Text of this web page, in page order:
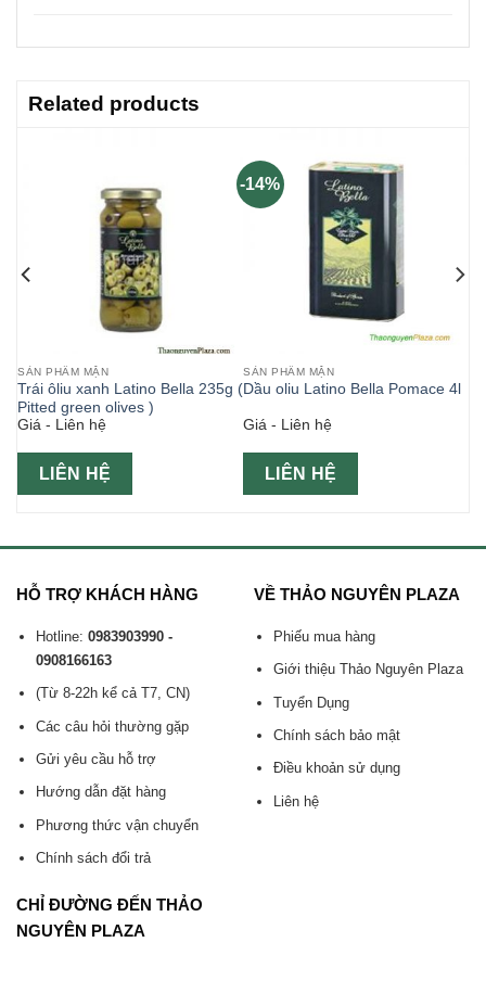
Related products
SẢN PHẨM MẶN
Trái ôliu xanh Latino Bella 235g (
Pitted green olives )
Giá - Liên hệ
LIÊN HỆ
-14%
SẢN PHẨM MẶN
Dầu oliu Latino Bella Pomace 4l
Giá - Liên hệ
LIÊN HỆ
HỖ TRỢ KHÁCH HÀNG
Hotline: 0983903990 -
0908166163
(Từ 8-22h kể cả T7, CN)
Các câu hỏi thường gặp
Gửi yêu cầu hỗ trợ
Hướng dẫn đặt hàng
Phương thức vận chuyển
Chính sách đổi trả
VỀ THẢO NGUYÊN PLAZA
Phiếu mua hàng
Giới thiệu Thảo Nguyên Plaza
Tuyển Dụng
Chính sách bảo mật
Điều khoản sử dụng
Liên hệ
CHỈ ĐƯỜNG ĐẾN THẢO
NGUYÊN PLAZA